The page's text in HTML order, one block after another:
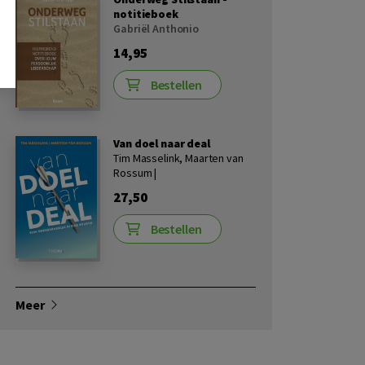
notitieboek
Gabriël Anthonio
14,95
Bestellen
Van doel naar deal
Tim Masselink, Maarten van
Rossum |
27,50
Bestellen
Meer